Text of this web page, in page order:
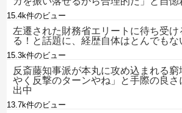
15.4k件のビュー
左遷された財務省エリートに待ち受
る！と話題に、経歴自体はとんでも
15.3k件のビュー
反斎藤知事派が本丸に攻め込まれる窮
やく反撃のターンやね」と手際の良
出中
13.7k件のビュー